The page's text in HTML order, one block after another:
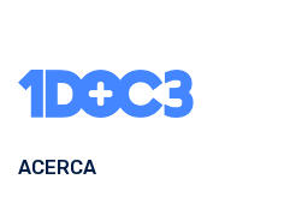
ACERCA